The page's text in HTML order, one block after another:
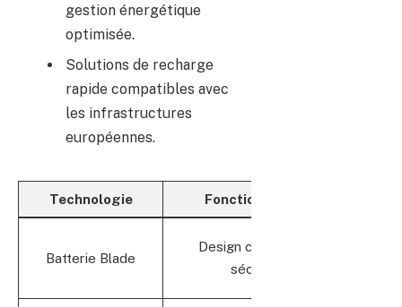
gestion énergétique
optimisée.
Solutions de recharge
rapide compatibles avec
les infrastructures
européennes.
Technologie Fonctionnalités
Batterie Blade
Design compact et
sécurisé